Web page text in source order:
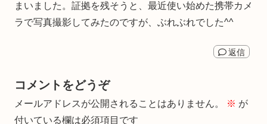
まいました。証拠を残そうと、最近使い始めた携帯カメ
ラで写真撮影してみたのですが、ぶれぶれでした^^
返信
コメントをどうぞ
メールアドレスが公開されることはありません。 ※ が
付いている欄は必須項目です